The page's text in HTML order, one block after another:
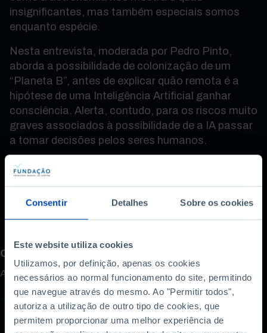
Consentir Detalhes Sobre os cookies
Este website utiliza cookies
Utilizamos, por definição, apenas os cookies
necessários ao normal funcionamento do site, permitindo
que navegue através do mesmo. Ao "Permitir todos",
autoriza a utilização de outro tipo de cookies, que
permitem proporcionar uma melhor experiência de
insignificantes, mas também especiais somos
enquanto espécie.
Nesta entrevista, moderada por Pedro Pinto,
aborda a possibilidade de colonização de um
“Planeta B”, antes de explicar quão remota é a
hipótese de uma Inteligência Artificial ganhar
consciência. Alerta, contudo, para os riscos muito
graves associados à possibilidade de a IA passar
a tomar decisões pelos seres humanos.
Finalmente, o especialista reflete sobre a
probabilidade de existir vida extraterrestre, numa
Como avalia este conteúdo?
A sua opinião é importante.